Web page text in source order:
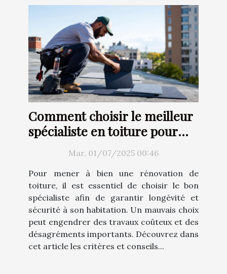
Comment choisir le meilleur
spécialiste en toiture pour
votre rénovation ?
Mar. 01/07/2025 00:46
Pour mener à bien une rénovation de
toiture, il est essentiel de choisir le bon
spécialiste afin de garantir longévité et
sécurité à son habitation. Un mauvais choix
peut engendrer des travaux coûteux et des
désagréments importants. Découvrez dans
cet article les critères et conseils...